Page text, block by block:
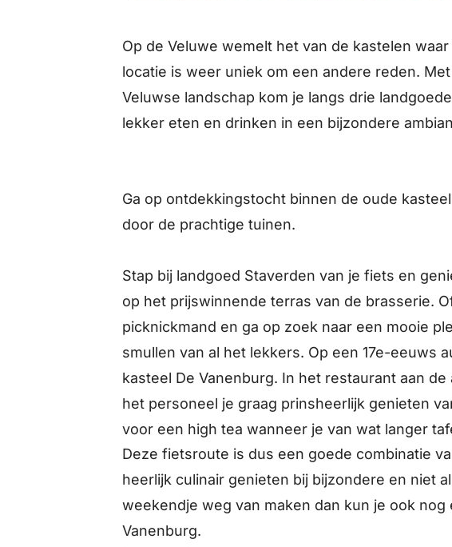
Op de Veluwe wemelt het van de kastelen
locatie is weer uniek om een andere reden.
Veluwse landschap kom je langs drie
lekker eten en drinken in een bijzondere
Ga op ontdekkingstocht binnen de oude
door de prachtige tuinen.
Stap bij landgoed Staverden van je fiets en
op het prijswinnende terras van de brasserie.
picknickmand en ga op zoek naar een mooie
smullen van al het lekkers. Op een 17e-eeuws
kasteel De Vanenburg. In het restaurant aan
het personeel je graag prinsheerlijk genieten
voor een high tea wanneer je van wat langer
Deze fietsroute is dus een goede combinatie
heerlijk culinair genieten bij bijzondere en niet
weekendje weg van maken dan kun je ook
Vanenburg.